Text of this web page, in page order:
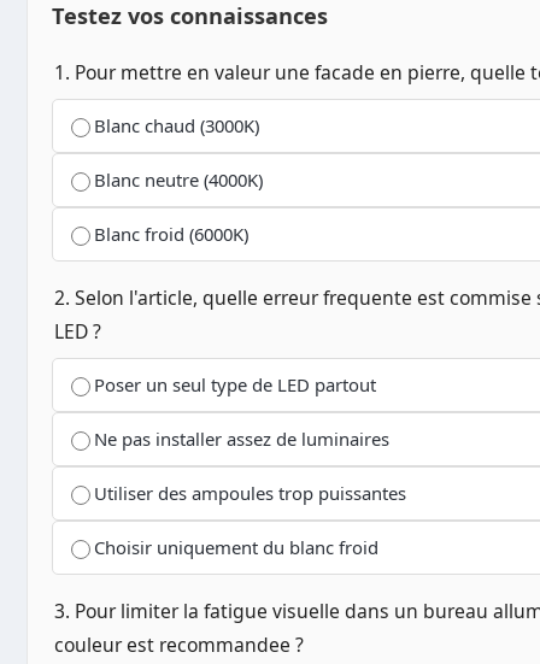
Testez vos connaissances
1. Pour mettre en valeur une facade en pierre, quelle
Blanc chaud (3000K)
Blanc neutre (4000K)
Blanc froid (6000K)
2. Selon l'article, quelle erreur frequente est
LED ?
Poser un seul type de LED partout
Ne pas installer assez de luminaires
Utiliser des ampoules trop puissantes
Choisir uniquement du blanc froid
3. Pour limiter la fatigue visuelle dans un bureau
couleur est recommandee ?